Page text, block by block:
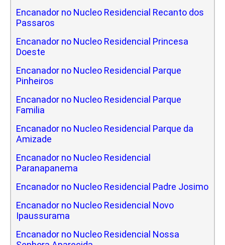
Encanador no Nucleo Residencial Recanto dos
Passaros
Encanador no Nucleo Residencial Princesa
Doeste
Encanador no Nucleo Residencial Parque
Pinheiros
Encanador no Nucleo Residencial Parque
Familia
Encanador no Nucleo Residencial Parque da
Amizade
Encanador no Nucleo Residencial
Paranapanema
Encanador no Nucleo Residencial Padre Josimo
Encanador no Nucleo Residencial Novo
Ipaussurama
Encanador no Nucleo Residencial Nossa